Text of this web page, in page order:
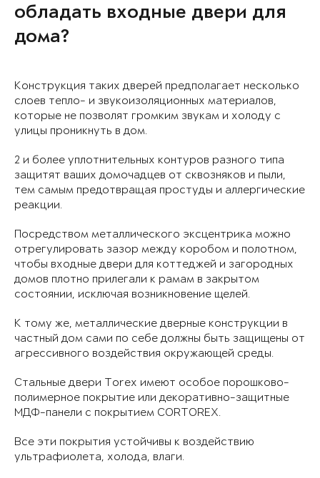
обладать входные двери для
дома?
Конструкция таких дверей предполагает несколько
слоев тепло- и звукоизоляционных материалов,
которые не позволят громким звукам и холоду с
улицы проникнуть в дом.
2 и более уплотнительных контуров разного типа
защитят ваших домочадцев от сквозняков и пыли,
тем самым предотвращая простуды и аллергические
реакции.
Посредством металлического эксцентрика можно
отрегулировать зазор между коробом и полотном,
чтобы входные двери для коттеджей и загородных
домов плотно прилегали к рамам в закрытом
состоянии, исключая возникновение щелей.
К тому же, металлические дверные конструкции в
частный дом сами по себе должны быть защищены от
агрессивного воздействия окружающей среды.
Стальные двери Torex имеют особое порошково-
полимерное покрытие или декоративно-защитные
МДФ-панели с покрытием CORTOREX.
Все эти покрытия устойчивы к воздействию
ультрафиолета, холода, влаги.